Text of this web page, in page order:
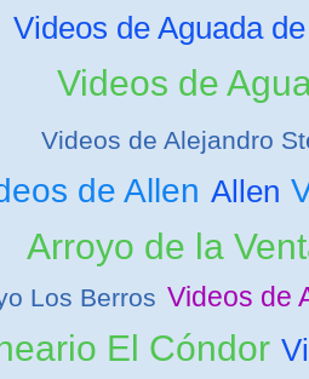
Videos de Aguada
Videos de
Videos de Alejandro
de Allen Allen
Arroyo de la
Los Berros Videos de
El Cóndor